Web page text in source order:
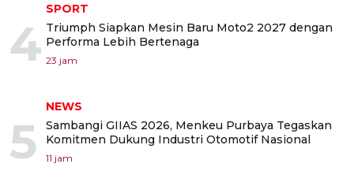
4
SPORT
Triumph Siapkan Mesin Baru Moto2 2027 dengan
Performa Lebih Bertenaga
23 jam
5
NEWS
Sambangi GIIAS 2026, Menkeu Purbaya Tegaskan
Komitmen Dukung Industri Otomotif Nasional
11 jam